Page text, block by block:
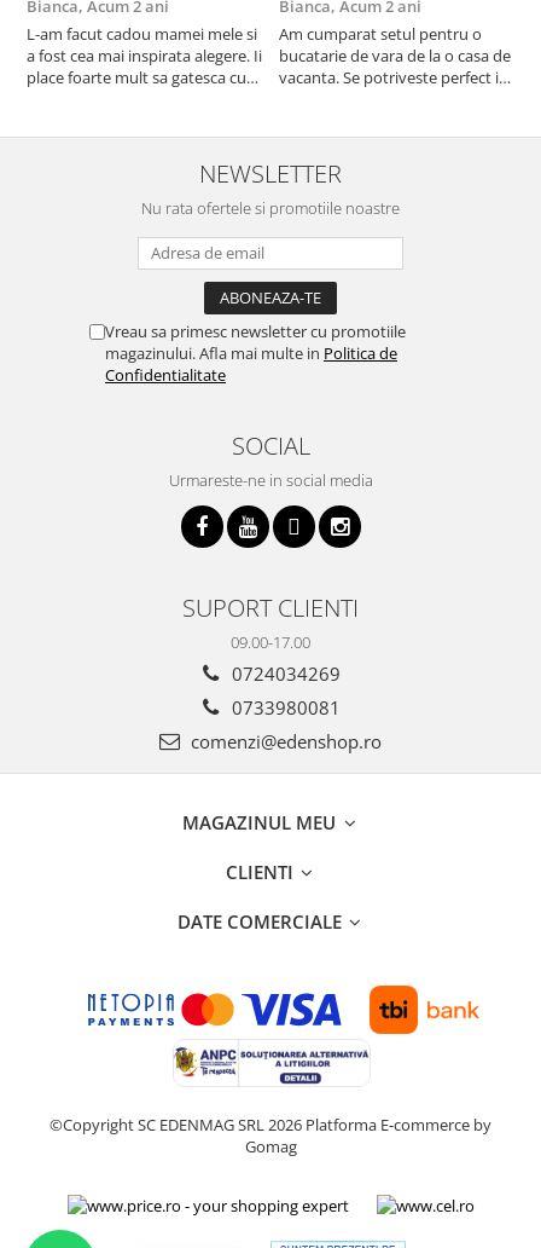
Bianca, Acum 2 ani
L-am facut cadou mamei mele si
a fost cea mai inspirata alegere. Ii
place foarte mult sa gatesca cu
cratita...ma gandesc serios sa imi
cumpar si eu! Recomand mult !
Bianca, Acum 2 ani
Am cumparat setul pentru o
bucatarie de vara de la o casa de
vacanta. Se potriveste perfect in
buna, recomand cu drag !
NEWSLETTER
Nu rata ofertele si promotiile noastre
Vreau sa primesc newsletter cu promotiile
magazinului. Afla mai multe in Politica de
Confidentialitate
SOCIAL
Urmareste-ne in social media
SUPORT CLIENTI
09.00-17.00
0724034269
0733980081
comenzi@edenshop.ro
MAGAZINUL MEU
CLIENTI
DATE COMERCIALE
©Copyright SC EDENMAG SRL 2026 Platforma E-commerce by
Gomag